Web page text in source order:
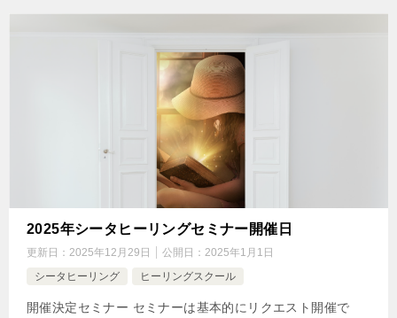
2025年シータヒーリングセミナー開催日
更新日： 2025年12月29日 公開日： 2025年1月1日
シータヒーリング
ヒーリングスクール
開催決定セミナー セミナーは基本的にリクエスト開催で